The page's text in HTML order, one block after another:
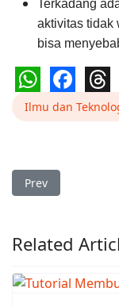
Terkadang
aktivitas tidak
bisa
Ilmu dan
Previous article:
Prev
Related